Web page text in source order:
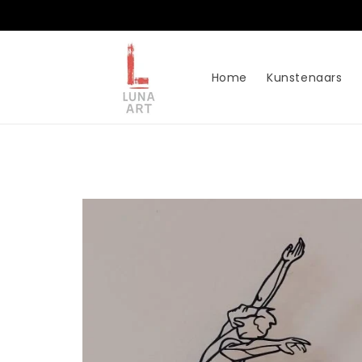
content
Home Kunstenaars